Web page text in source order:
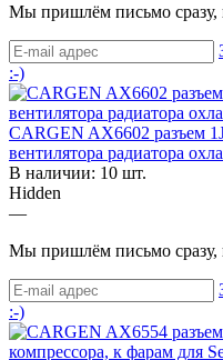
Мы пришлём письмо сразу,
:-)
CARGEN AX6602 разъем
вентилятора радиатора
В наличии: 10 шт.
Hidden
—
Мы пришлём письмо сразу,
:-)